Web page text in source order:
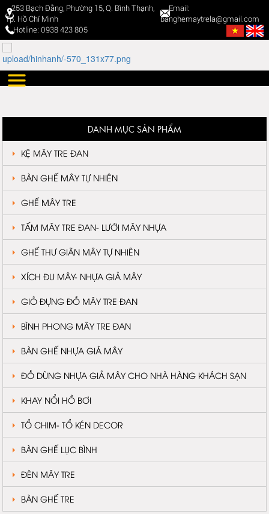
253 Bạch Đằng, Phường 15, Q. Bình Thạnh,
Tp. Hồ Chí Minh
Email:
banghemaytrela@gmail.com
Hotline: 0938 423 805
DANH MỤC SẢN PHẨM
KỆ MÂY TRE ĐAN
BÀN GHẾ MÂY TỰ NHIÊN
GHẾ MÂY TRE
TẤM MÂY TRE ĐAN- LƯỚI MÂY NHỰA
GHẾ THƯ GIÃN MÂY TỰ NHIÊN
XÍCH ĐU MÂY- NHỰA GIẢ MÂY
GIỎ ĐỰNG ĐỒ MÂY TRE ĐAN
BÌNH PHONG MÂY TRE ĐAN
BÀN GHẾ NHỰA GIẢ MÂY
ĐỒ DÙNG NHỰA GIẢ MÂY CHO NHÀ HÀNG KHÁCH SẠN
KHAY NỔI HỒ BƠI
TỔ CHIM- TỔ KÉN DECOR
BÀN GHẾ LỤC BÌNH
ĐÈN MÂY TRE
BÀN GHẾ TRE